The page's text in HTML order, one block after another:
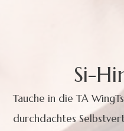
Si-
Tauche in die TA
durchdachtes